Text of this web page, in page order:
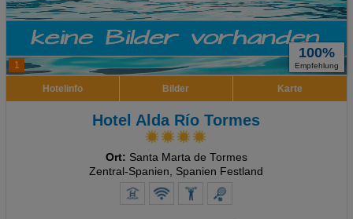
1
100%
Empfehlung
Hotelinfo Bilder Karte
Hotel Alda Río Tormes
Ort: Santa Marta de Tormes
Zentral-Spanien, Spanien Festland